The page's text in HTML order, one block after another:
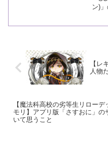
ン)
【レ
人物
【魔法科高校の劣等生リローデ
モリ】アプリ版「さすおに」の
いて思うこと